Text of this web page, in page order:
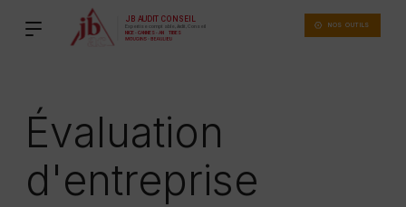
règles
Conseil
au
NOS OUTILS
Évaluation
d'entreprise